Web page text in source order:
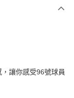
讓你感受96號球員